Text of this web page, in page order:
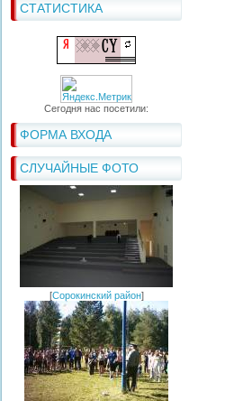
СТАТИСТИКА
Сегодня нас посетили:
ФОРМА ВХОДА
СЛУЧАЙНЫЕ ФОТО
[Сорокинский район]